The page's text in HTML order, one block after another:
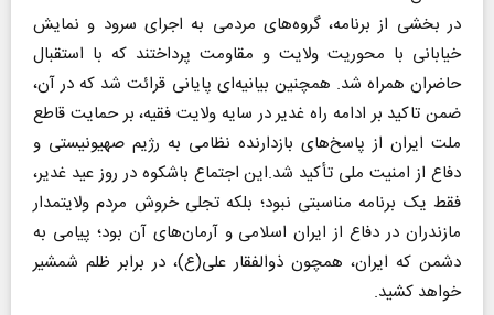
در بخشی از برنامه، گروه‌های مردمی به اجرای سرود و نمایش
خیابانی با محوریت ولایت و مقاومت پرداختند که با استقبال
حاضران همراه شد. همچنین بیانیه‌ای پایانی قرائت شد که در آن،
ضمن تاکید بر ادامه راه غدیر در سایه ولایت فقیه، بر حمایت قاطع
ملت ایران از پاسخ‌های بازدارنده نظامی به رژیم صهیونیستی و
دفاع از امنیت ملی تأکید شد.این اجتماع باشکوه در روز عید غدیر،
فقط یک برنامه مناسبتی نبود؛ بلکه تجلی خروش مردم ولایتمدار
مازندران در دفاع از ایران اسلامی و آرمان‌های آن بود؛ پیامی به
دشمن که ایران، همچون ذوالفقار علی(ع)، در برابر ظلم شمشیر
خواهد کشید.